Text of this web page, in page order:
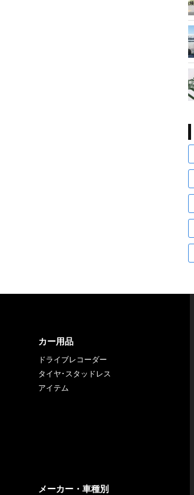
カー用品
ドライブレコーダー
タイヤ･スタッドレス
アイテム
メーカー・車種別